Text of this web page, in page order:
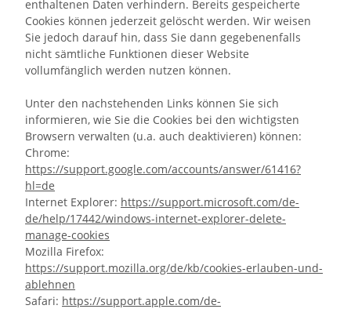
enthaltenen Daten verhindern. Bereits gespeicherte
Cookies können jederzeit gelöscht werden. Wir weisen
Sie jedoch darauf hin, dass Sie dann gegebenenfalls
nicht sämtliche Funktionen dieser Website
vollumfänglich werden nutzen können.
Unter den nachstehenden Links können Sie sich
informieren, wie Sie die Cookies bei den wichtigsten
Browsern verwalten (u.a. auch deaktivieren) können:
Chrome:
https://support.google.com/accounts/answer/61416?
hl=de
Internet Explorer: https://support.microsoft.com/de-
de/help/17442/windows-internet-explorer-delete-
manage-cookies
Mozilla Firefox:
https://support.mozilla.org/de/kb/cookies-erlauben-und-
ablehnen
Safari: https://support.apple.com/de-